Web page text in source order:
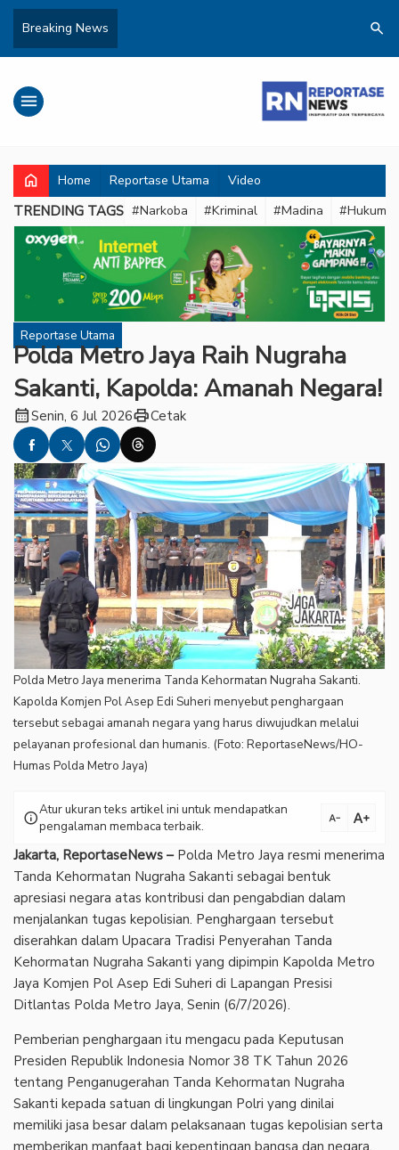
Breaking News search
menu
home Home Reportase Utama Video
TRENDING TAGS #Narkoba #Kriminal #Madina #Hukum
Reportase Utama
Polda Metro Jaya Raih Nugraha
Sakanti, Kapolda: Amanah Negara!
calendar_monthSenin, 6 Jul 2026printCetak
Polda Metro Jaya menerima Tanda Kehormatan Nugraha Sakanti.
Kapolda Komjen Pol Asep Edi Suheri menyebut penghargaan
tersebut sebagai amanah negara yang harus diwujudkan melalui
pelayanan profesional dan humanis. (Foto: ReportaseNews/HO-
Humas Polda Metro Jaya)
infoAtur ukuran teks artikel ini untuk mendapatkan
pengalaman membaca terbaik.
text_decrease text_increase
Jakarta, ReportaseNews –Polda Metro Jaya resmi menerima
Tanda Kehormatan Nugraha Sakanti sebagai bentuk
apresiasi negara atas kontribusi dan pengabdian dalam
menjalankan tugas kepolisian. Penghargaan tersebut
diserahkan dalam Upacara Tradisi Penyerahan Tanda
Kehormatan Nugraha Sakanti yang dipimpin Kapolda Metro
Jaya Komjen Pol Asep Edi Suheri di Lapangan Presisi
Ditlantas Polda Metro Jaya, Senin (6/7/2026).
‎Pemberian penghargaan itu mengacu pada Keputusan
Presiden Republik Indonesia Nomor 38 TK Tahun 2026
tentang Penganugerahan Tanda Kehormatan Nugraha
Sakanti kepada satuan di lingkungan Polri yang dinilai
memiliki jasa besar dalam pelaksanaan tugas kepolisian serta